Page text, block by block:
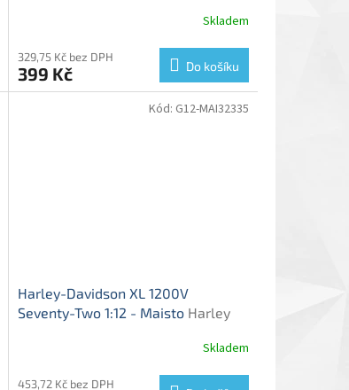
Skladem
329,75 Kč bez DPH
399 Kč Do košíku
Harley-Davidson XL 1200V
Seventy-Two 1:12 - Maisto Harley
Skladem
453,72 Kč bez DPH
Kód: G12-MAI32335